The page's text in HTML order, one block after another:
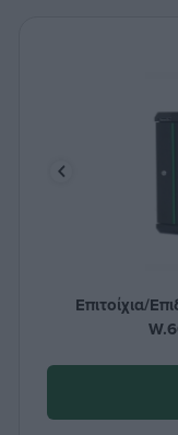
Επιτοίχια/